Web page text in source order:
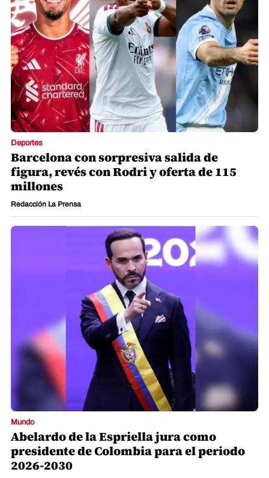
Deportes
Barcelona con sorpresiva salida de
figura, revés con Rodri y oferta de 115
millones
Redacción La Prensa
Mundo
Abelardo de la Espriella jura como
presidente de Colombia para el periodo
2026-2030